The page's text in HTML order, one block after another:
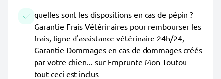
quelles sont les dispositions en cas de pépin ?
Garantie Frais Vétérinaires pour rembourser les
frais, ligne d'assistance vétérinaire 24h/24,
Garantie Dommages en cas de dommages créés
par votre chien... sur Emprunte Mon Toutou
tout ceci est inclus